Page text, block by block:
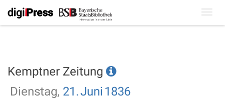
Kemptner Zeitung
Dienstag, 21.Juni 1836